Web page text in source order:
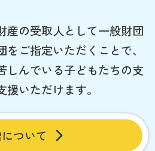
産の受取人として一般財団
ご指定いただくことで、
しんでいる子どもたちの支
いただけます。
ついて